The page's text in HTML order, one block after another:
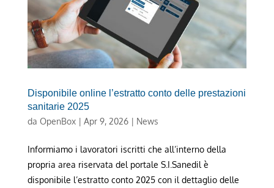
Disponibile online l’estratto conto delle prestazioni
sanitarie 2025
da OpenBox| Apr 9, 2026| News
Informiamo i lavoratori iscritti che all’interno della
propria area riservata del portale S.I.Sanedil è
disponibile l’estratto conto 2025 con il dettaglio delle